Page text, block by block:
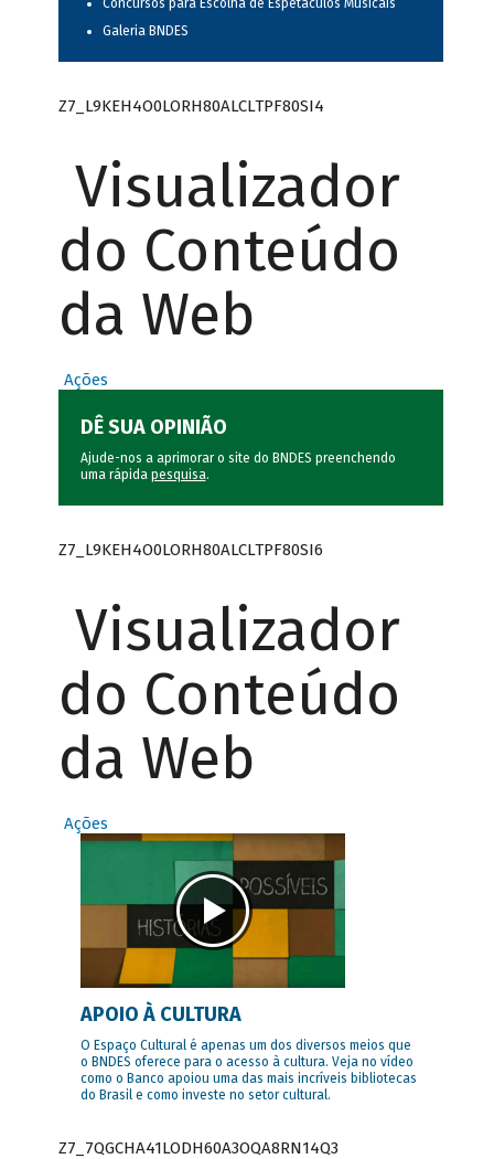
Concursos para Escolha de Espetáculos Musicais
Galeria BNDES
Z7_L9KEH4O0LORH80ALCLTPF80SI4
Visualizador
do Conteúdo
da Web
Ações
DÊ SUA OPINIÃO
Ajude-nos a aprimorar o site do BNDES preenchendo
uma rápida pesquisa.
Z7_L9KEH4O0LORH80ALCLTPF80SI6
Visualizador
do Conteúdo
da Web
Ações
APOIO À CULTURA
O Espaço Cultural é apenas um dos diversos meios que
o BNDES oferece para o acesso à cultura. Veja no vídeo
como o Banco apoiou uma das mais incríveis bibliotecas
do Brasil e como investe no setor cultural.
Z7_7QGCHA41LODH60A3OQA8RN14Q3